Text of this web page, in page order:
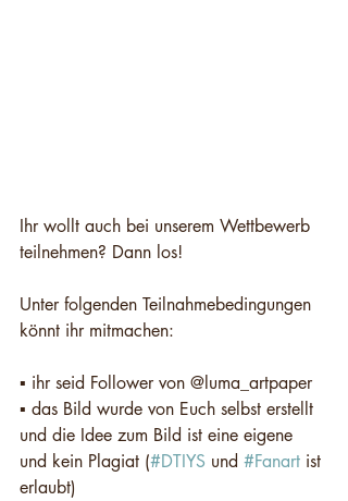
Ihr wollt auch bei unserem Wettbewerb
teilnehmen? Dann los!
Unter folgenden Teilnahmebedingungen
könnt ihr mitmachen:
▪️ ihr seid Follower von @luma_artpaper
▪️ das Bild wurde von Euch selbst erstellt
und die Idee zum Bild ist eine eigene
und kein Plagiat (#DTIYS und #Fanart ist
erlaubt)